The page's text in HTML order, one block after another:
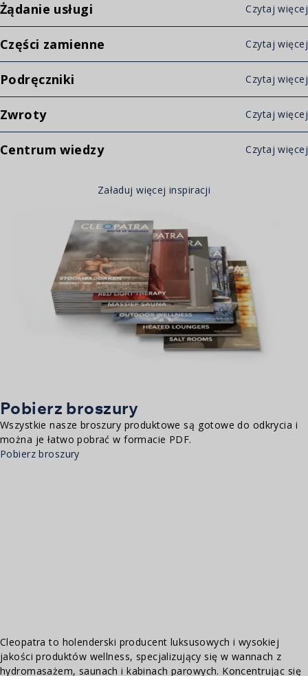
Żądanie usługi Czytaj więcej
Części zamienne Czytaj więcej
Podręczniki Czytaj więcej
Zwroty Czytaj więcej
Centrum wiedzy Czytaj więcej
Załaduj więcej inspiracji
Pobierz broszury
Wszystkie nasze broszury produktowe są gotowe do odkrycia i
można je łatwo pobrać w formacie PDF.
Pobierz broszury
Cleopatra to holenderski producent luksusowych i wysokiej
jakości produktów wellness, specjalizujący się w wannach z
hydromasażem, saunach i kabinach parowych. Koncentrując się